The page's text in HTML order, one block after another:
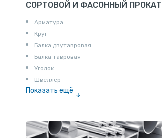
СОРТОВОЙ И ФАСОННЫЙ ПРОКАТ
Арматура
Круг
Балка двутавровая
Балка тавровая
Уголок
Швеллер
Показать ещё
Катанка